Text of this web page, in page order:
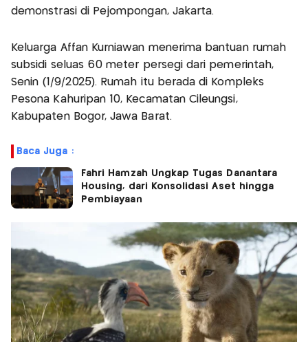
demonstrasi di Pejompongan, Jakarta.
Keluarga Affan Kurniawan menerima bantuan rumah
subsidi seluas 60 meter persegi dari pemerintah,
Senin (1/9/2025). Rumah itu berada di Kompleks
Pesona Kahuripan 10, Kecamatan Cileungsi,
Kabupaten Bogor, Jawa Barat.
Baca Juga :
Fahri Hamzah Ungkap Tugas Danantara
Housing, dari Konsolidasi Aset hingga
Pembiayaan